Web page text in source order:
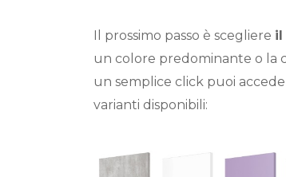
Il prossimo passo è scegliere il
un colore predominante o la
un semplice click puoi
varianti disponibili: